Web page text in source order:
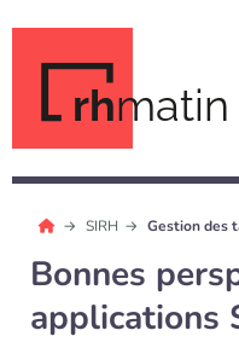
rhmatin
SIRH Gestion des
Bonnes
applications